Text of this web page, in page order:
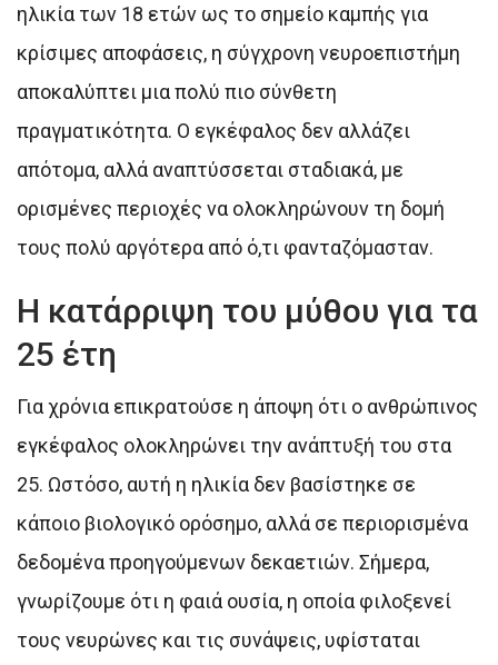
ηλικία των 18 ετών ως το σημείο καμπής για
κρίσιμες αποφάσεις, η σύγχρονη νευροεπιστήμη
αποκαλύπτει μια πολύ πιο σύνθετη
πραγματικότητα. Ο εγκέφαλος δεν αλλάζει
απότομα, αλλά αναπτύσσεται σταδιακά, με
ορισμένες περιοχές να ολοκληρώνουν τη δομή
τους πολύ αργότερα από ό,τι φανταζόμασταν.
Η κατάρριψη του μύθου για τα
25 έτη
Για χρόνια επικρατούσε η άποψη ότι ο ανθρώπινος
εγκέφαλος ολοκληρώνει την ανάπτυξή του στα
25. Ωστόσο, αυτή η ηλικία δεν βασίστηκε σε
κάποιο βιολογικό ορόσημο, αλλά σε περιορισμένα
δεδομένα προηγούμενων δεκαετιών. Σήμερα,
γνωρίζουμε ότι η φαιά ουσία, η οποία φιλοξενεί
τους νευρώνες και τις συνάψεις, υφίσταται